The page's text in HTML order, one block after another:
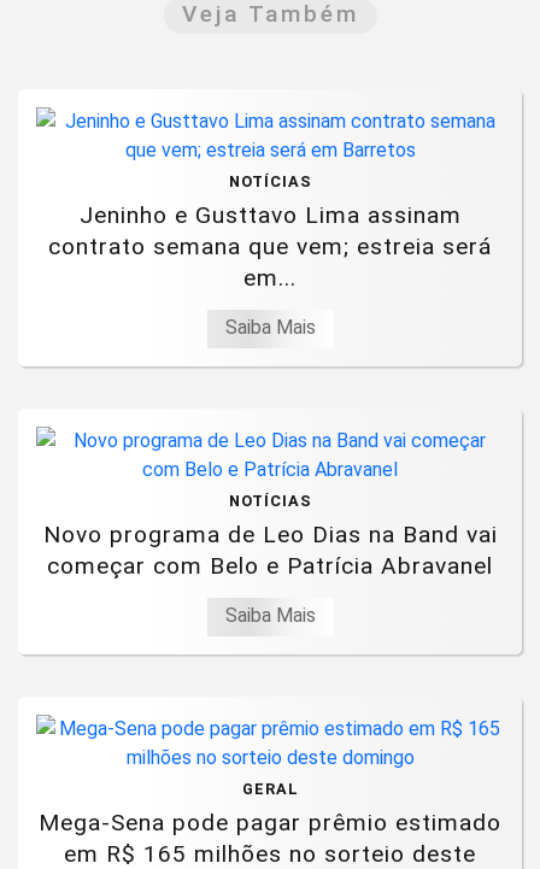
Veja Também
NOTÍCIAS
Jeninho e Gusttavo Lima assinam
contrato semana que vem; estreia será
em...
Saiba Mais
NOTÍCIAS
Novo programa de Leo Dias na Band vai
começar com Belo e Patrícia Abravanel
Saiba Mais
GERAL
Mega-Sena pode pagar prêmio estimado
em R$ 165 milhões no sorteio deste